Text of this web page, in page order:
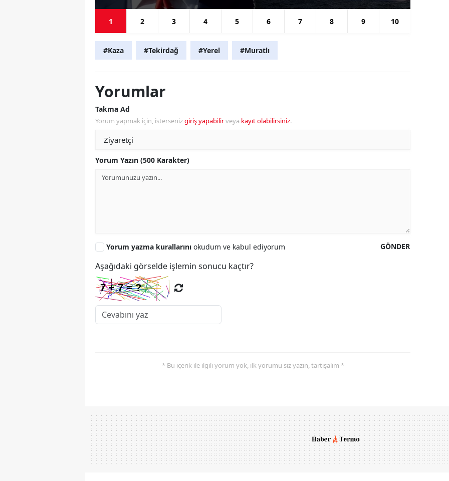
1 2 3 4 5 6 7 8 9 10
#Kaza #Tekirdağ #Yerel #Muratlı
Yorumlar
Takma Ad
Yorum yapmak için, istersenizgiriş yapabilirveya kayıt olabilirsiniz.
Yorum Yazın (500 Karakter)
GÖNDER
Yorum yazma kurallarını okudum ve kabul ediyorum
Aşağıdaki görselde işlemin sonucu kaçtır?
* Bu içerik ile ilgili yorum yok, ilk yorumu siz yazın, tartışalım *